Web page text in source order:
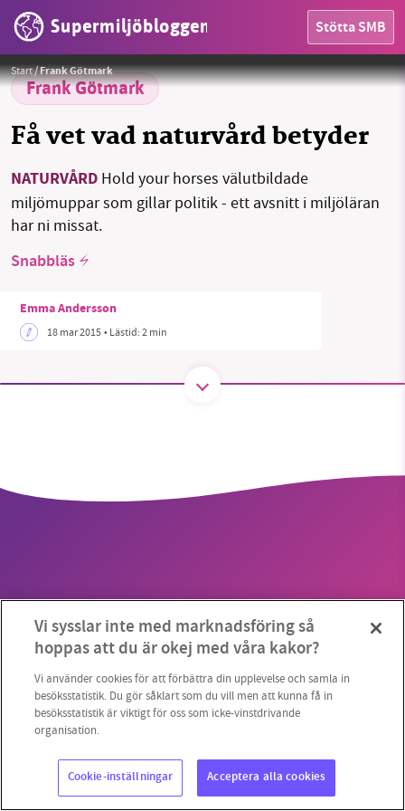
Supermiljöbloggen Stötta SMB
OMRÅDEN
MILJÖFAKTA
Start/Frank Götmark
Frank Götmark
Få vet vad naturvård betyder
NATURVÅRD Hold your horses välutbildade
miljömuppar som gillar politik - ett avsnitt i miljöläran
har ni missat.
Snabbläs
Emma Andersson
18 mar 2015• Lästid:2 min
Foto:Public domain
Copyright 2023 © Supermiljöbloggen Cookieinställningar
SMB kämpar för en hållbar framtid. Sedan
starten 2010 har vår ideella redaktion drivit
vill hjälpa oss.
Stötta vårt arbete genom att swisha en slant till
1231368703
Läs vad vi vill göra
Vi sysslar inte med marknadsföring så
hoppas att du är okej med våra kakor?
Vi använder cookies för att förbättra din upplevelse och samla in
besöksstatistik. Du gör såklart som du vill men att kunna få in
besöksstatistik är viktigt för oss som icke-vinstdrivande
organisation.
Cookie-inställningar Acceptera alla cookies